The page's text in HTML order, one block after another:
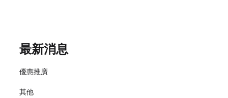
最新消息
優惠推廣
其他